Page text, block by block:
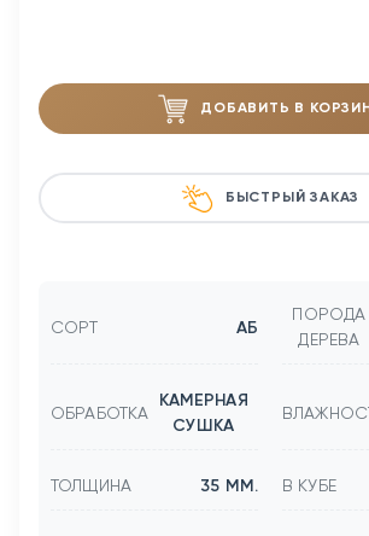
ДОБАВИТЬ В
БЫСТРЫЙ ЗАКАЗ
СОРТ АБ
ПОРОДА
ДЕРЕВА
ОБРАБОТКА
КАМЕРНАЯ
СУШКА
ТОЛЩИНА 35 ММ. В КУБЕ